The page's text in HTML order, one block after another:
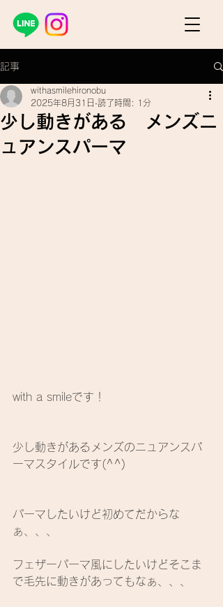
記事
少し動きがある メンズニ
ュアンスパーマ
withasmilehironobu
2025年8月31日 読了時間: 1分
with a smileです！
少し動きがあるメンズのニュアンスパ
ーマスタイルです(^^)
パーマしたいけど初めてだからな
ぁ、、、
フェザーパーマ風にしたいけどそこま
で毛先に動きがあってもなぁ、、、